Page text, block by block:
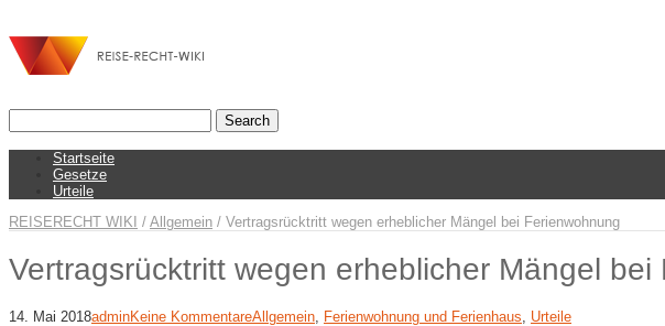
Startseite
Gesetze
Urteile
REISERECHT WIKI / Allgemein / Vertragsrücktritt wegen erheblicher Mängel bei Ferienwohnung
Vertragsrücktritt wegen erheblicher Mängel bei
14. Mai 2018adminKeine KommentareAllgemein Ferienwohnung und Ferienhaus Urteile